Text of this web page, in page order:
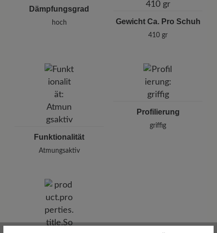
Dämpfungsgrad
hoch Gewicht Ca. Pro Schuh
410 gr
Funktionalität
Atmungsaktiv
Profilierung
griffig